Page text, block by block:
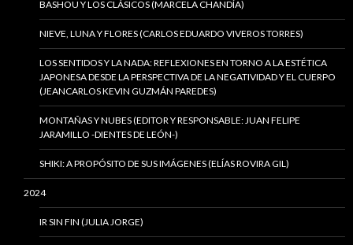
BASHOU Y LOS CLÁSICOS (MARCELA CHANDÍA)
NIEVE, LUNA Y FLORES (CARLOS EDUARDO VIVEROS TORRES)
LOS SENTIDOS Y LA NADA: REFLEXIONES EN TORNO A LA ESTÉTICA
JAPONESA DESDE LA PERSPECTIVA DE LA NEGATIVIDAD Y EL CUERPO
(JEANCARLOS KEVIN GUZMÁN PAREDES)
MONTAÑAS Y NUBES (EDITOR Y RESPONSABLE: JUAN FELIPE
JARAMILLO -DIENTES DE LEÓN-)
SHIKI: A PROPÓSITO DE SUS IMÁGENES (ELÍAS ROVIRA GIL)
2024
IR SIN FIN (JULIA JORGE)